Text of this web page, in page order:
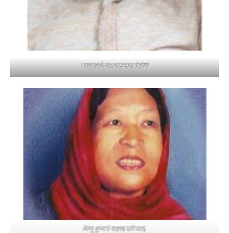
राष्ट्रकवि माधवप्रसाद घिमिरे
विष्णु कुमारी वाइबा(पारिजात)